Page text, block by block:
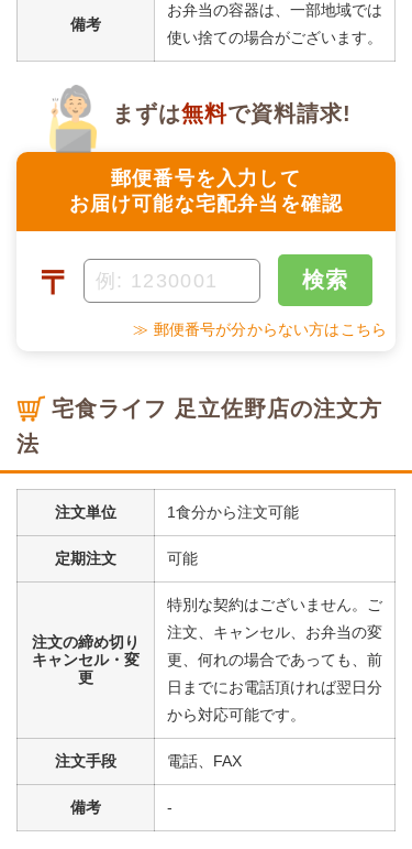
備考
お弁当の容器は、一部地域では
使い捨ての場合がございます。
郵便番号を入力して
お届け可能な宅配弁当を確認
まずは無料で資料請求!
〒 検索
≫ 郵便番号が分からない方はこちら
宅食ライフ 足立佐野店の注文方
法
注文単位 1食分から注文可能
定期注文 可能
注文の締め切り
キャンセル・変
更
特別な契約はございません。ご
注文、キャンセル、お弁当の変
更、何れの場合であっても、前
日までにお電話頂ければ翌日分
から対応可能です。
注文手段 電話、FAX
備考 -